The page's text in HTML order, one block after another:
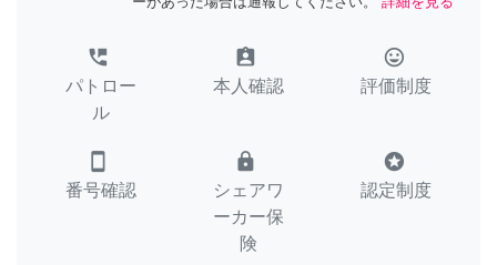
perm_phone_msg
パトロー
ル
assignment_ind
本人確認
tag_faces
評価制度
smartphone
番号確認
lock
シェアワ
ーカー保
険
stars
認定制度